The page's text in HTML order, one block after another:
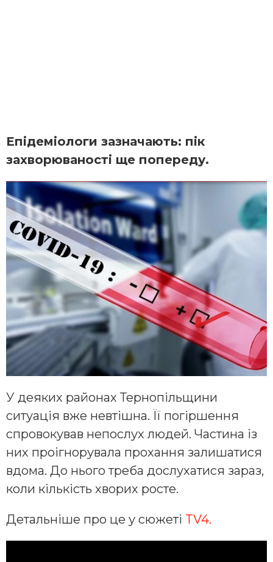
Епідеміологи зазначають: пік
захворюваності ще попереду.
У деяких районах Тернопільщини
ситуація вже невтішна. Її погіршення
спровокував непослух людей. Частина із
них проігнорувала прохання залишатися
вдома. До нього треба дослухатися зараз,
коли кількість хворих росте.
Детальніше про це у сюжеті TV4.